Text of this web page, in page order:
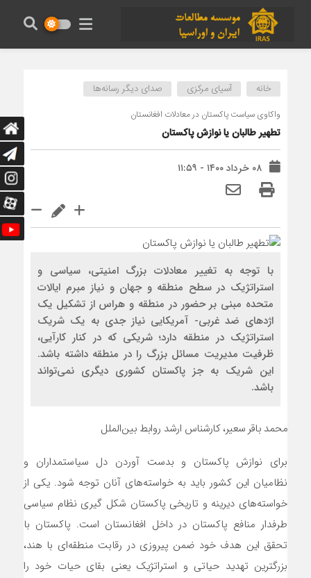
خانه آسیای مرکزی صدای دیگر رسانه‌ها
واکاوی سیاست پاکستان در معادلات افغانستان
تطهیر طالبان یا نوازش پاکستان
۰۸ خرداد ۱۴۰۰ - ۱۱:۵۹
با توجه به تغییر معادلات بزرگ امنیتی، سیاسی و
استراتژیک در سطح منطقه و جهان و نیاز مبرم ایالات
متحده مبنی بر حضور در منطقه و هراس از تشکیل یک
اژدهای ضد غربی- آمریکایی نیاز جدی به یک شریک
استراتژیک در منطقه دارد؛ شریکی که در کنار کارآیی،
ظرفیت مدیریت مسائل بزرگ را در منطقه داشته باشد.
این شریک به جز پاکستان کشوری دیگری نمی‌تواند
باشد.
محمد باقر سعیر، کارشناس ارشد روابط بین‌الملل
برای نوازش پاکستان و بدست آوردن دل سیاستمداران و
نظامیان این کشور باید به خواسته‌های آنان توجه شود. یکی از
خواسته‌های دیرینه و تاریخی پاکستان شکل گیری نظام سیاسی
طرفدار منافع پاکستان در داخل افغانستان است. پاکستان با
تحقق این هدف خود ضمن پیروزی در رقابت منطقه‌ای با هند،
بزرگترین تهدید حیاتی و استراتژیک یعنی بقای حیات خود را